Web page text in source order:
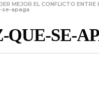
MEJOR EL CONFLICTO ENTRE
se-apaga
SE-